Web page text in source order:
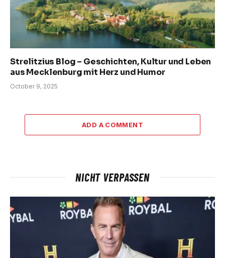
Strelitzius Blog – Geschichten, Kultur und Leben
aus Mecklenburg mit Herz und Humor
October 9, 2025
ADD A COMMENT
NICHT VERPASSEN